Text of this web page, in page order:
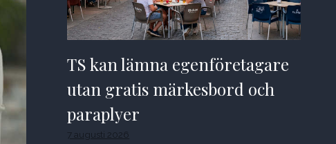
TS kan lämna egenföretagare
utan gratis märkesbord och
paraplyer
7 augusti 2026